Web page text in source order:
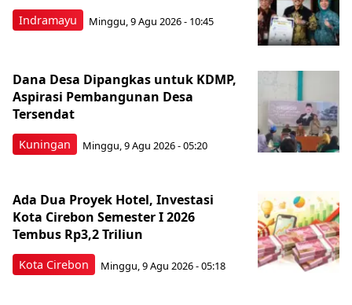
Indramayu Minggu, 9 Agu 2026 - 10:45
Kuningan
Dana Desa Dipangkas untuk KDMP,
Aspirasi Pembangunan Desa
Tersendat
Minggu, 9 Agu 2026 - 05:20
Kota Cirebon
Ada Dua Proyek Hotel, Investasi
Kota Cirebon Semester I 2026
Tembus Rp3,2 Triliun
Minggu, 9 Agu 2026 - 05:18